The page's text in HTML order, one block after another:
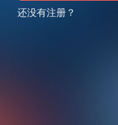
还没有注册？